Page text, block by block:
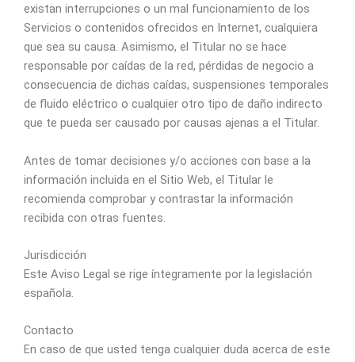
existan interrupciones o un mal funcionamiento de los
Servicios o contenidos ofrecidos en Internet, cualquiera
que sea su causa. Asimismo, el Titular no se hace
responsable por caídas de la red, pérdidas de negocio a
consecuencia de dichas caídas, suspensiones temporales
de fluido eléctrico o cualquier otro tipo de daño indirecto
que te pueda ser causado por causas ajenas a el Titular.
Antes de tomar decisiones y/o acciones con base a la
información incluida en el Sitio Web, el Titular le
recomienda comprobar y contrastar la información
recibida con otras fuentes.
Jurisdicción
Este Aviso Legal se rige íntegramente por la legislación
española.
Contacto
En caso de que usted tenga cualquier duda acerca de este